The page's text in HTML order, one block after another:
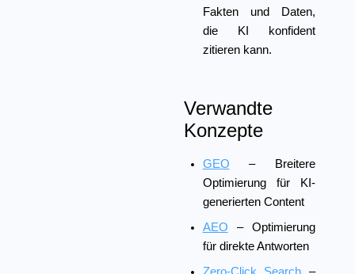
Fakten und Daten,
die KI konfident
zitieren kann.
Verwandte
Konzepte
GEO – Breitere
Optimierung für KI-
generierten Content
AEO – Optimierung
für direkte Antworten